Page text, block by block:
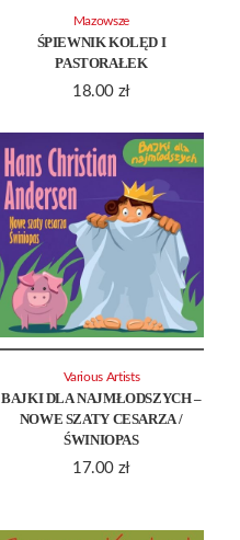
ŚPIEWNIK KOLĘD I
PASTORAŁEK
18.00 zł
Mazowsze
BAJKI DLA NAJMŁODSZYCH –
NOWE SZATY CESARZA /
ŚWINIOPAS
17.00 zł
Various Artists